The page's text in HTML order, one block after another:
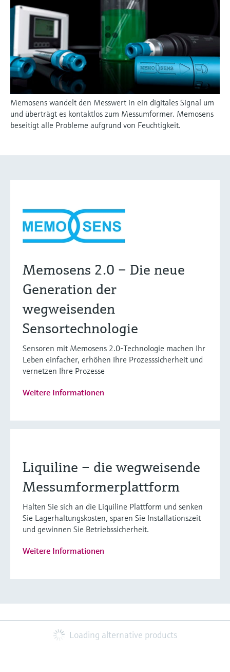
Memosens wandelt den Messwert in ein digitales Signal um
und überträgt es kontaktlos zum Messumformer. Memosens
beseitigt alle Probleme aufgrund von Feuchtigkeit.
Memosens 2.0 – Die neue
Generation der
wegweisenden
Sensortechnologie
Sensoren mit Memosens 2.0-Technologie machen Ihr
Leben einfacher, erhöhen Ihre Prozesssicherheit und
vernetzen Ihre Prozesse
Weitere Informationen
Liquiline – die wegweisende
Messumformerplattform
Halten Sie sich an die Liquiline Plattform und senken
Sie Lagerhaltungskosten, sparen Sie Installationszeit
und gewinnen Sie Betriebssicherheit.
Weitere Informationen
Loading alternative products